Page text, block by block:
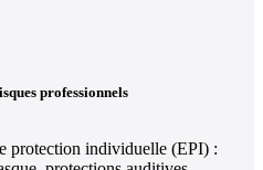
professionnels
protection individuelle (EPI) :